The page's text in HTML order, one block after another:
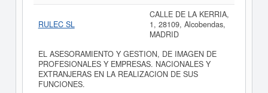
RULEC SL
CALLE DE LA KERRIA,
1, 28109, Alcobendas,
MADRID
EL ASESORAMIENTO Y GESTION, DE IMAGEN DE
PROFESIONALES Y EMPRESAS. NACIONALES Y
EXTRANJERAS EN LA REALIZACION DE SUS
FUNCIONES.